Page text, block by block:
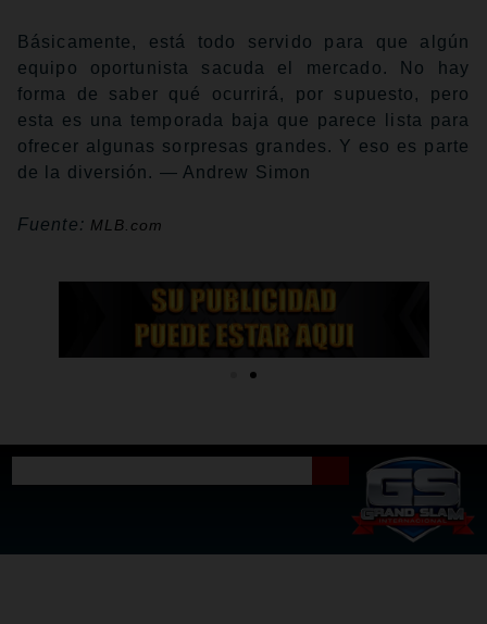
Básicamente, está todo servido para que algún
equipo oportunista sacuda el mercado. No hay
forma de saber qué ocurrirá, por supuesto, pero
esta es una temporada baja que parece lista para
ofrecer algunas sorpresas grandes. Y eso es parte
de la diversión. — Andrew Simon
Fuente: MLB.com